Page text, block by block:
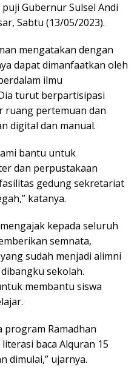
Gubernur Sulsel Andi
Sabtu (13/05/2023).
mengatakan dengan
dapat dimanfaatkan oleh
ilmu
turut berpartisipasi
ruang pertemuan dan
digital dan manual.
bantu untuk
dan perpustakaan
gedung sekretariat
katanya.
kepada seluruh
semnata,
sudah menjadi alimni
sekolah.
membantu siswa
program Ramadhan
baca Alquran 15
dimulai,” ujarnya.